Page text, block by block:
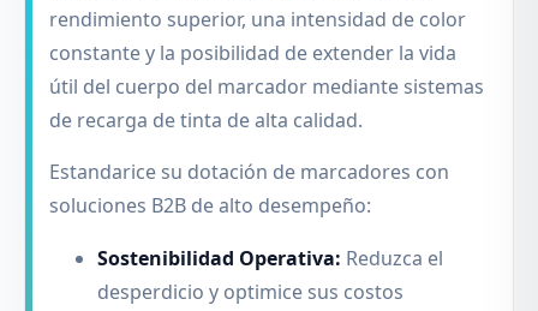
rendimiento superior, una intensidad de color
constante y la posibilidad de extender la vida
útil del cuerpo del marcador mediante sistemas
de recarga de tinta de alta calidad.
Estandarice su dotación de marcadores con
soluciones B2B de alto desempeño:
Sostenibilidad Operativa: Reduzca el
desperdicio y optimice sus costos